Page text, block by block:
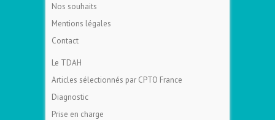
Nos souhaits
Mentions légales
Contact
Le TDAH
Articles sélectionnés par CPTO France
Diagnostic
Prise en charge